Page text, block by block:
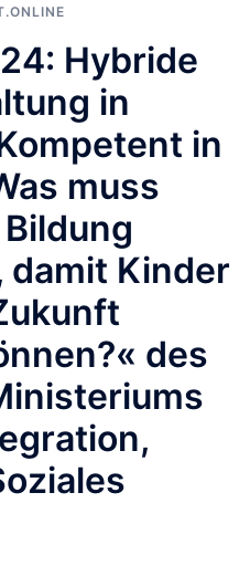
Hybride
in
in
muss
damit Kinder
des